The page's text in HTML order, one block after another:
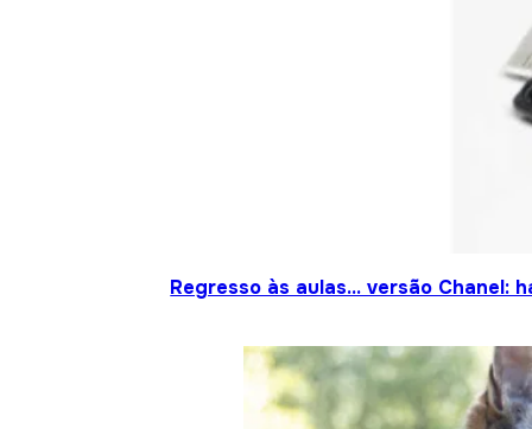
Regresso às aulas… versão Chanel: